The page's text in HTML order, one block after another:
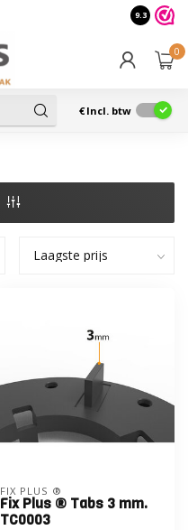
9.3
0
€ Incl. btw
FIX PLUS ®
Fix Plus ® Tabs 3 mm.
TC0003